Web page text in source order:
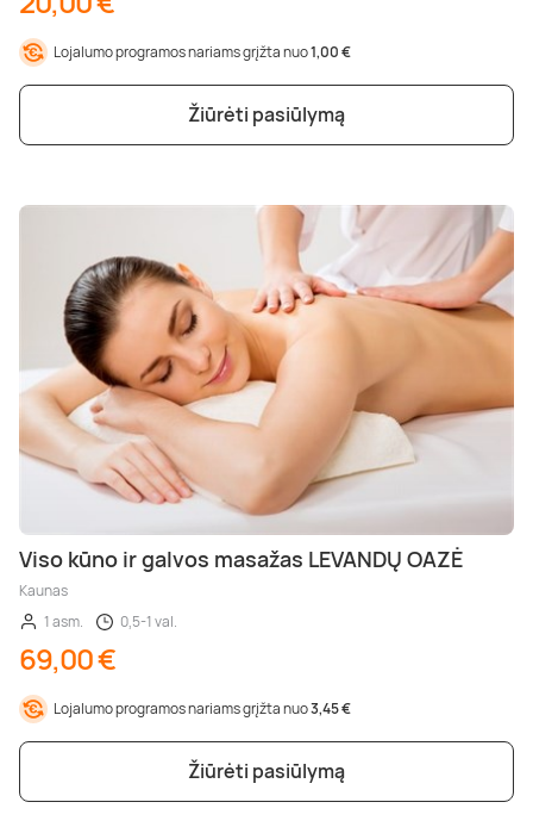
Lojalumo programos nariams grįžta nuo1,00 €
Žiūrėti pasiūlymą
Viso kūno ir galvos masažas LEVANDŲ OAZĖ
Kaunas
1 asm.
0,5-1 val.
69,00 €
Lojalumo programos nariams grįžta nuo3,45 €
Žiūrėti pasiūlymą